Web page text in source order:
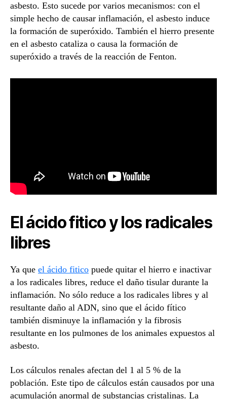
asbesto. Esto sucede por varios mecanismos: con el
simple hecho de causar inflamación, el asbesto induce
la formación de superóxido. También el hierro presente
en el asbesto cataliza o causa la formación de
superóxido a través de la reacción de Fenton.
El ácido fitico y los radicales
libres
Ya que el ácido fitico puede quitar el hierro e inactivar
a los radicales libres, reduce el daño tisular durante la
inflamación. No sólo reduce a los radicales libres y al
resultante daño al ADN, sino que el ácido fítico
también disminuye la inflamación y la fibrosis
resultante en los pulmones de los animales expuestos al
asbesto.
Los cálculos renales afectan del 1 al 5 % de la
población. Este tipo de cálculos están causados por una
acumulación anormal de substancias cristalinas. La